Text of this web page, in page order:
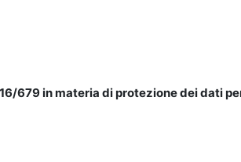
679 in materia di protezione dei dati